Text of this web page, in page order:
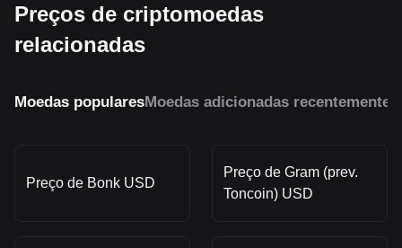
Preços de criptomoedas
relacionadas
Moedas popularesMoedas adicionadas recentemente
Preço de Bonk USD
Preço de Gram (prev.
Toncoin) USD